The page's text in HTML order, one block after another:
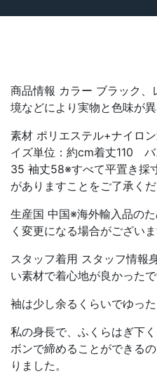
商品情報 カラー ブラック、
境などにより実物と色味が
素材 ポリエステル+ナイロ
イズ単位：約cm着丈110
35 袖丈58※すべて平置き採
がありますことをご了承くだ
生産国 中国※海外輸入品の
く変更になる場合がございま
スタッフ着用 スタッフ情
い素材で着心地が良かったで
袖は少し余るくらいでゆった
私の身長で、ふくらはぎ下
ボンで締めることができる
りました。